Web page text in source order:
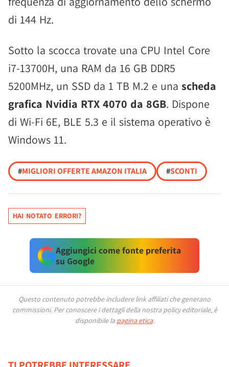
di 144 Hz.
Sotto la scocca trovate una CPU Intel Core
i7-13700H, una RAM da 16 GB DDR5
5200MHz, un SSD da 1 TB M.2 e una scheda
grafica Nvidia RTX 4070 da 8GB. Dispone
di Wi-Fi 6E, BLE 5.3 e il sistema operativo è
Windows 11.
#MIGLIORI OFFERTE AMAZON ITALIA #SCONTI
HAI NOTATO ERRORI?
Aggiungici come fonte preferita
su Google
Questo contenuto potrebbe includere link affiliati che generano
commissioni. Per conoscere i dettagli della nostra policy editoriale, è
disponibile la pagina etica.